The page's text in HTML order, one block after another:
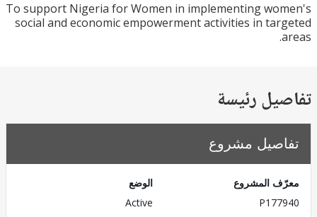
To support Nigeria for Women in implementing
social and economic empowerment activities in
رئيسة
مشروع
المشروع